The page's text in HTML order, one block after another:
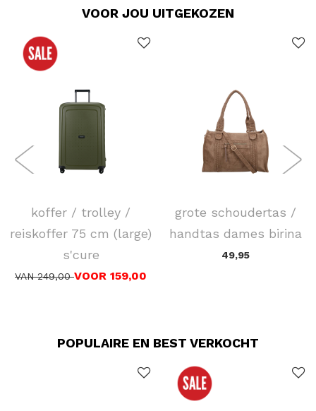
VOOR JOU UITGEKOZEN
koffer / trolley /
reiskoffer 75 cm (large)
s'cure
VAN 249,00VOOR 159,00
grote schoudertas /
handtas dames birina
49,95
POPULAIRE EN BEST VERKOCHT